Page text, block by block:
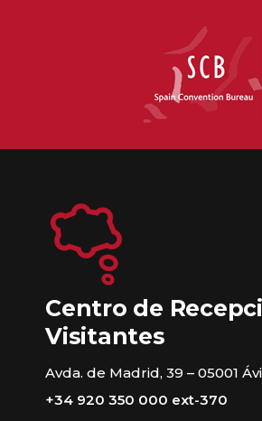
Centro de
Visitantes
Avda. de Madrid, 39 – 05001
+34 920 350 000 ext-370